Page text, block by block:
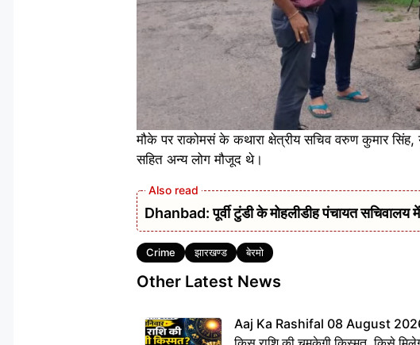
मौके पर राकोमसं के कथारा क्षेत्रीय सचिव वरुण कुमार
सहित अन्य लोग मौजूद थे।
Dhanbad: पूर्वी टुंडी के मोहलीडीह पंचायत सचिवालय
Tags
Crime झारखण्ड बेरमो
Other Latest News
Aaj Ka Rashifal 08 August